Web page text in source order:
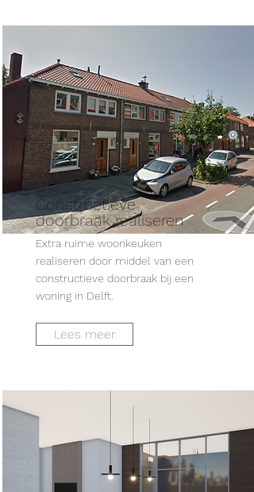
Constructieve
doorbraak realiseren
Extra ruime woonkeuken
realiseren door middel van een
constructieve doorbraak bij een
woning in Delft.
Lees meer